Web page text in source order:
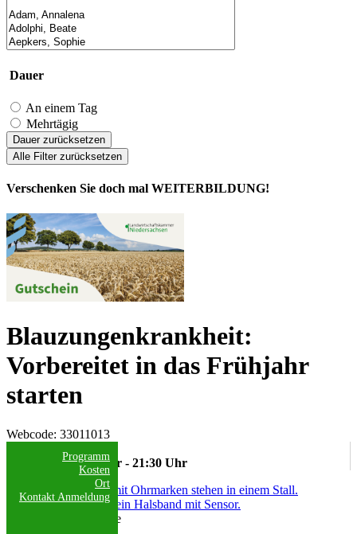
Dauer
An einem Tag
Mehrtägig
Dauer zurücksetzen
Alle Filter zurücksetzen
Verschenken Sie doch mal WEITERBILDUNG!
Blauzungenkrankheit:
Vorbereitet in das Frühjahr
starten
Webcode: 33011013
Programm
Kosten
Ort
Kontakt Anmeldung
27.01.2025 19:00 Uhr - 21:30 Uhr
Andreas Tamme